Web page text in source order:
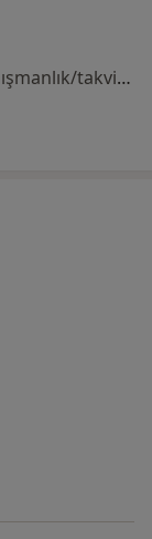
Bu uzman ilgili adres için online danışmanlık/takvim sunmuyor.